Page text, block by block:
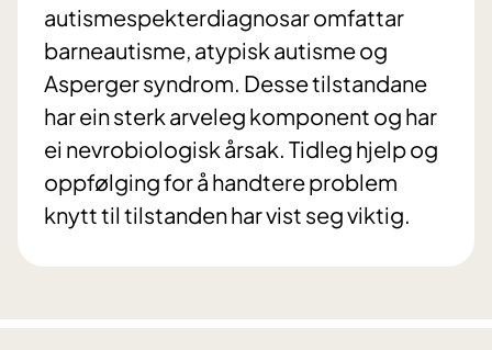
autismespekterdiagnosar omfattar
barneautisme, atypisk autisme og
Asperger syndrom. Desse tilstandane
har ein sterk arveleg komponent og har
ei nevrobiologisk årsak. Tidleg hjelp og
oppfølging for å handtere problem
knytt til tilstanden har vist seg viktig.